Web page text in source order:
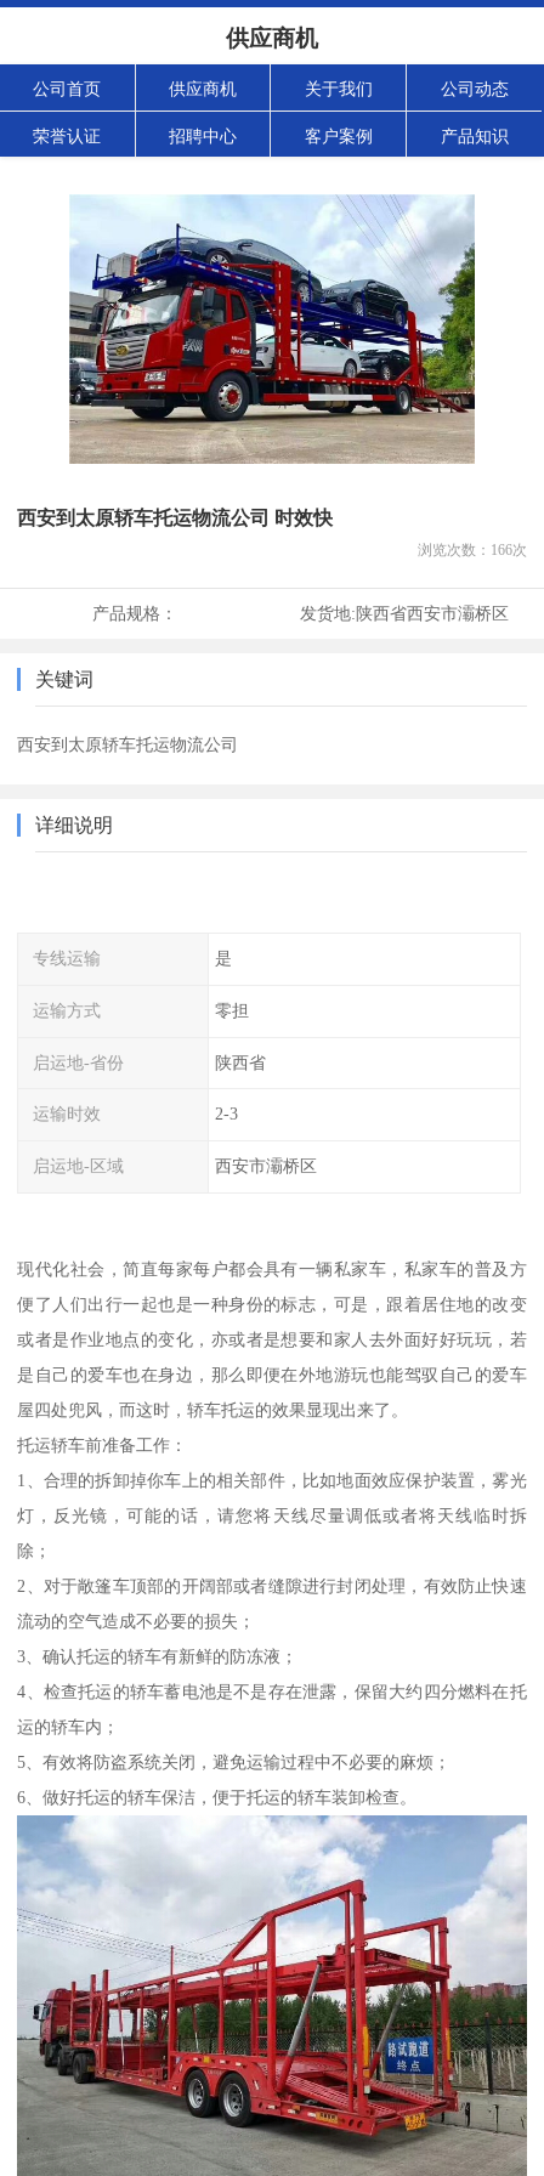
供应商机
公司首页 供应商机 关于我们 公司动态
荣誉认证 招聘中心 客户案例 产品知识
西安到太原轿车托运物流公司 时效快
浏览次数： 166次
产品规格： 发货地:陕西省西安市灞桥区
关键词
西安到太原轿车托运物流公司
详细说明
专线运输 是
运输方式 零担
启运地-省份 陕西省
运输时效 2-3
启运地-区域 西安市灞桥区
现代化社会，简直每家每户都会具有一辆私家车，私家车的普及方
便了人们出行一起也是一种身份的标志，可是，跟着居住地的改变
或者是作业地点的变化，亦或者是想要和家人去外面好好玩玩，若
是自己的爱车也在身边，那么即便在外地游玩也能驾驭自己的爱车
屋四处兜风，而这时，轿车托运的效果显现出来了。
托运轿车前准备工作：
1、合理的拆卸掉你车上的相关部件，比如地面效应保护装置，雾光
灯，反光镜，可能的话，请您将天线尽量调低或者将天线临时拆
除；
2、对于敞篷车顶部的开阔部或者缝隙进行封闭处理，有效防止快速
流动的空气造成不必要的损失；
3、确认托运的轿车有新鲜的防冻液；
4、检查托运的轿车蓄电池是不是存在泄露，保留大约四分燃料在托
运的轿车内；
5、有效将防盗系统关闭，避免运输过程中不必要的麻烦；
6、做好托运的轿车保洁，便于托运的轿车装卸检查。